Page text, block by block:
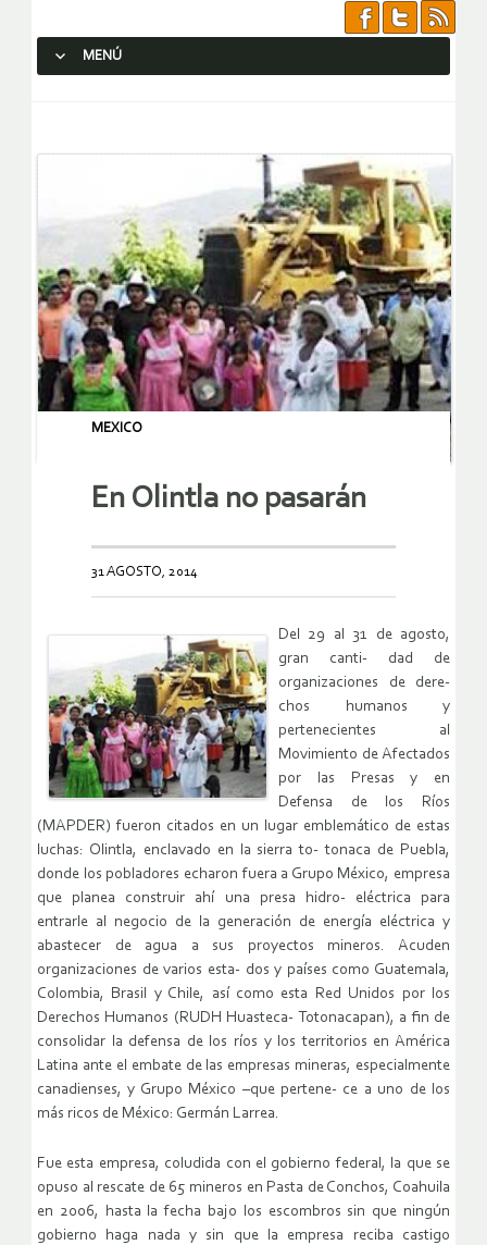
MENÚ
MEXICO
En Olintla no pasarán
31 AGOSTO, 2014
Del 29 al 31 de agosto,
gran canti- dad de
organizaciones de dere-
chos humanos y
pertenecientes al
Movimiento de Afectados
por las Presas y en
Defensa de los Ríos
(MAPDER) fueron citados en un lugar emblemático de estas
luchas: Olintla, enclavado en la sierra to- tonaca de Puebla,
donde los pobladores echaron fuera a Grupo México, empresa
que planea construir ahí una presa hidro- eléctrica para
entrarle al negocio de la generación de energía eléctrica y
abastecer de agua a sus proyectos mineros. Acuden
organizaciones de varios esta- dos y países como Guatemala,
Colombia, Brasil y Chile, así como esta Red Unidos por los
Derechos Humanos (RUDH Huasteca- Totonacapan), a fin de
consolidar la defensa de los ríos y los territorios en América
Latina ante el embate de las empresas mineras, especialmente
canadienses, y Grupo México –que pertene- ce a uno de los
más ricos de México: Germán Larrea.
Fue esta empresa, coludida con el gobierno federal, la que se
opuso al rescate de 65 mineros en Pasta de Conchos, Coahuila
en 2006, hasta la fecha bajo los escombros sin que ningún
gobierno haga nada y sin que la empresa reciba castigo